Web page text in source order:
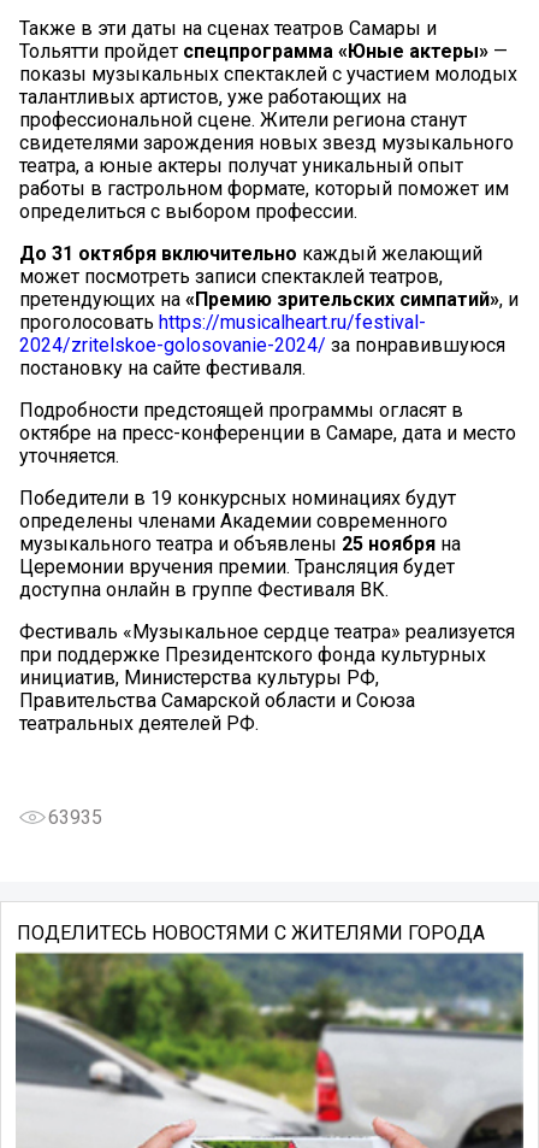
Также в эти даты на сценах театров Самары и
Тольятти пройдет спецпрограмма «Юные актеры» —
показы музыкальных спектаклей с участием молодых
талантливых артистов, уже работающих на
профессиональной сцене. Жители региона станут
свидетелями зарождения новых звезд музыкального
театра, а юные актеры получат уникальный опыт
работы в гастрольном формате, который поможет им
определиться с выбором профессии.
До 31 октября включительно каждый желающий
может посмотреть записи спектаклей театров,
претендующих на «Премию зрительских симпатий», и
проголосовать https://musicalheart.ru/festival-
2024/zritelskoe-golosovanie-2024/ за понравившуюся
постановку на сайте фестиваля.
Подробности предстоящей программы огласят в
октябре на пресс-конференции в Самаре, дата и место
уточняется.
Победители в 19 конкурсных номинациях будут
определены членами Академии современного
музыкального театра и объявлены 25 ноября на
Церемонии вручения премии. Трансляция будет
доступна онлайн в группе Фестиваля ВК.
Фестиваль «Музыкальное сердце театра» реализуется
при поддержке Президентского фонда культурных
инициатив, Министерства культуры РФ,
Правительства Самарской области и Союза
театральных деятелей РФ.
63935
ПОДЕЛИТЕСЬ НОВОСТЯМИ С ЖИТЕЛЯМИ ГОРОДА